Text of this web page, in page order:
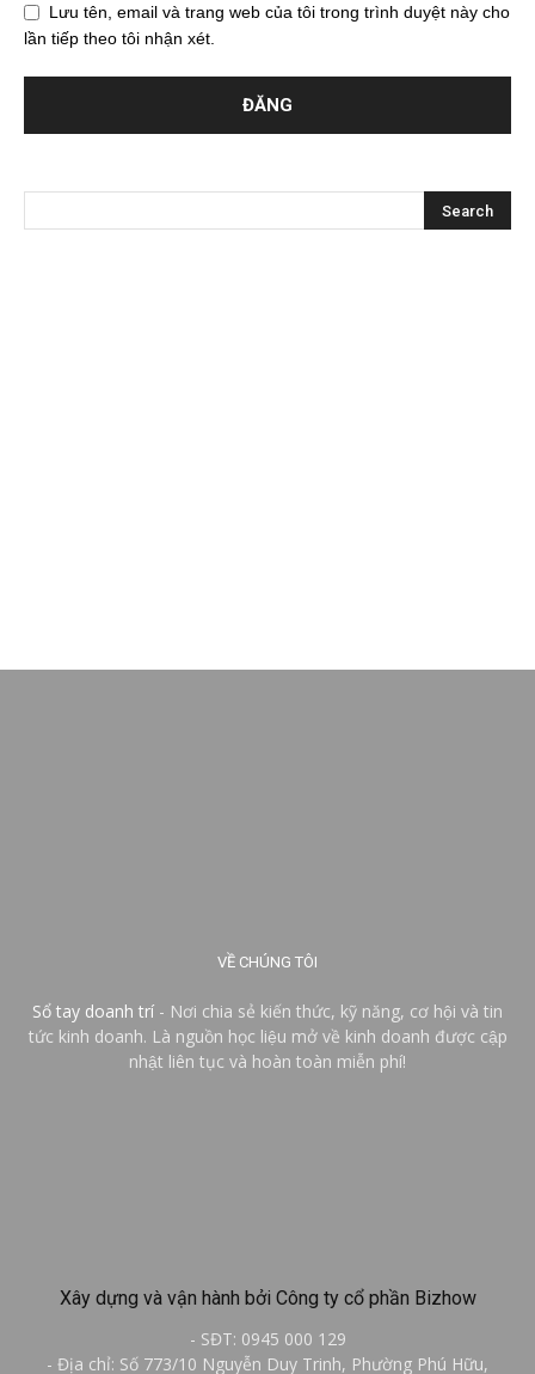
Lưu tên, email và trang web của tôi trong trình duyệt này cho
lần tiếp theo tôi nhận xét.
VỀ CHÚNG TÔI
Sổ tay doanh trí - Nơi chia sẻ kiến thức, kỹ năng, cơ hội và tin
tức kinh doanh. Là nguồn học liệu mở về kinh doanh được cập
nhật liên tục và hoàn toàn miễn phí!
Xây dựng và vận hành bởi Công ty cổ phần Bizhow
- SĐT: 0945 000 129
- Địa chỉ: Số 773/10 Nguyễn Duy Trinh, Phường Phú Hữu,